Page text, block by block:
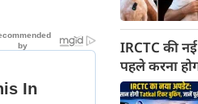
IRCTC की
पहले करना